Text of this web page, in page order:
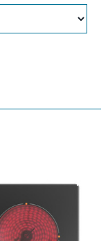
MÁS